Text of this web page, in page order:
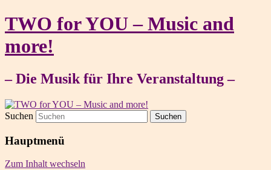
TWO for YOU – Music and
more!
– Die Musik für Ihre Veranstaltung –
Suchen
Hauptmenü
Zum Inhalt wechseln